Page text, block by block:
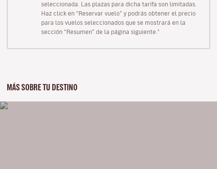
seleccionada. Las plazas para dicha tarifa son limitadas.
Haz click en “Reservar vuelo” y podrás obtener el precio
para los vuelos seleccionados que se mostrará en la
sección “Resumen” de la página siguiente."
MÁS SOBRE TU DESTINO